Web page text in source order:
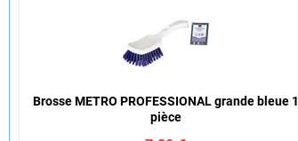
Brosse METRO PROFESSIONAL grande bleue 1
pièce